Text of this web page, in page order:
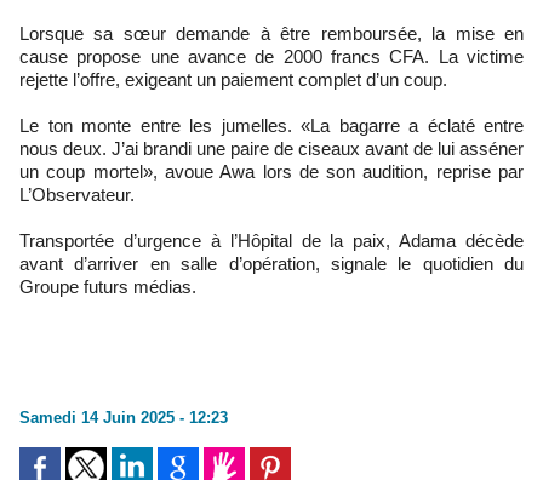
Lorsque sa sœur demande à être remboursée, la mise en
cause propose une avance de 2000 francs CFA. La victime
rejette l’offre, exigeant un paiement complet d’un coup.
Le ton monte entre les jumelles. «La bagarre a éclaté entre
nous deux. J’ai brandi une paire de ciseaux avant de lui asséner
un coup mortel», avoue Awa lors de son audition, reprise par
L’Observateur.
Transportée d’urgence à l’Hôpital de la paix, Adama décède
avant d’arriver en salle d’opération, signale le quotidien du
Groupe futurs médias.
Samedi 14 Juin 2025 - 12:23